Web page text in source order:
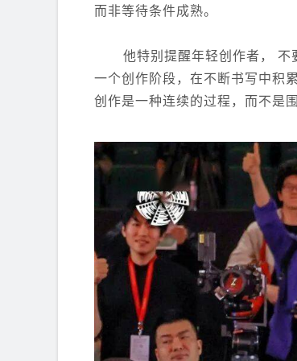
而非等待条件成熟。
他特别提醒年轻创作者，
一个创作阶段，在不断书写中
创作是一种连续的过程，而不是